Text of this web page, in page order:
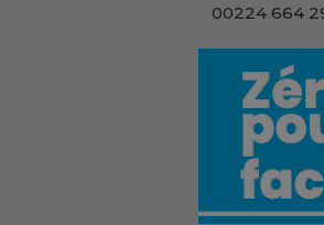
00224 664